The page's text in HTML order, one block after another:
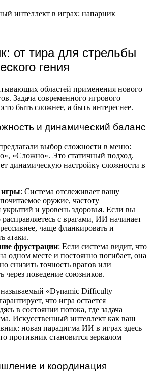
от тира для стрельбы
гения
областей применения нового
Задача современного игрового
быть сложнее, а быть интереснее.
и динамический баланс
выбор сложности в меню:
«Сложно». Это статичный подход.
динамическую настройку сложности в
игры: Система отслеживает вашу
оружие, частоту
укрытий и уровень здоровья. Если вы
с врагами, ИИ начинает
чаще фланкировать и
атаки.
фрустрации: Если система видит, что
одном месте и постоянно погибает, она
снизить точность врагов или
через поведение союзников.
называемый «Dynamic Difficulty
что игра остается
в состоянии потока, где задача
Искусственный интеллект как ваш
новая парадигма ИИ в играх здесь
противник становится зеркалом
и координация